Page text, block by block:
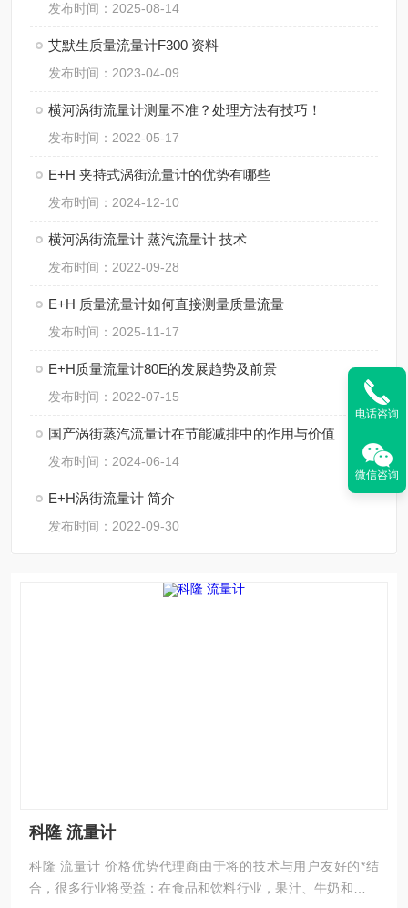
发布时间：2025-08-14
艾默生质量流量计F300 资料
发布时间：2023-04-09
横河涡街流量计测量不准？处理方法有技巧！
发布时间：2022-05-17
E+H 夹持式涡街流量计的优势有哪些
发布时间：2024-12-10
横河涡街流量计 蒸汽流量计 技术
发布时间：2022-09-28
E+H 质量流量计如何直接测量质量流量
发布时间：2025-11-17
E+H质量流量计80E的发展趋势及前景
发布时间：2022-07-15
国产涡街蒸汽流量计在节能减排中的作用与价值
发布时间：2024-06-14
E+H涡街流量计 简介
发布时间：2022-09-30
科隆 流量计
科隆 流量计 价格优势代理商由于将的技术与用户友好的*结
合，很多行业将受益：在食品和饮料行业，果汁、牛奶和酒花
电话咨询
微信咨询